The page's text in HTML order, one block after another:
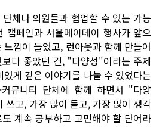
체나 의원들과 협업할 수 있는 가능
캠페인과 서울메이데이 행사가 앞으
낌이 들었고, 런아웃과 함께 만들어
다 좋았던 건, "다양성"이라는 주제
게 깊은 이야기를 나눌 수 있었다는
뮤니티 단체에 함께 하면서 "다양
쓰고, 가장 많이 듣고, 가장 많이 생각
계속 공부하고 고민해야 할 단어라